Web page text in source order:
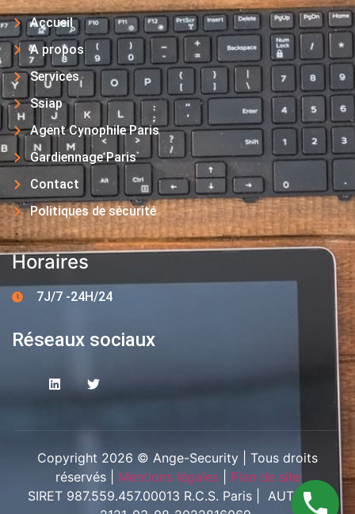
Accueil
A propos
Services
Ssiap
Agent Cynophile Paris
Gardiennage Paris
Contact
Politiques de sécurité
Horaires
7J/7 -24H/24
Réseaux sociaux
Copyright 2026 © Ange-Security | Tous droits
réservés | Mentions légales| Plan de site
SIRET 987.559.457.00013 R.C.S. Paris | AUT-094-